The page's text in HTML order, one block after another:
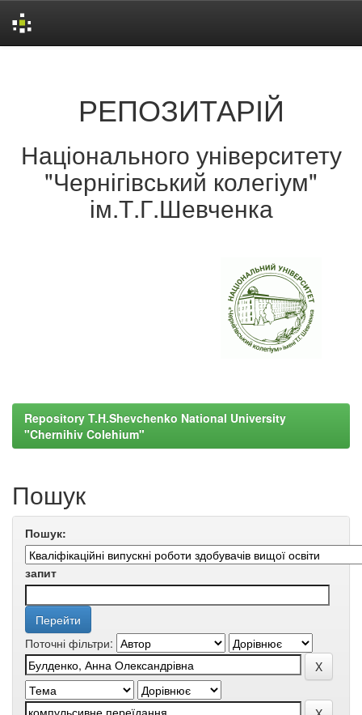
РЕПОЗИТАРІЙ
Національного університету
"Чернігівський колегіум"
ім.Т.Г.Шевченка
Repository T.H.Shevchenko National University
"Chernihiv Colehium"
Пошук
Пошук:
запит
Поточні фільтри: